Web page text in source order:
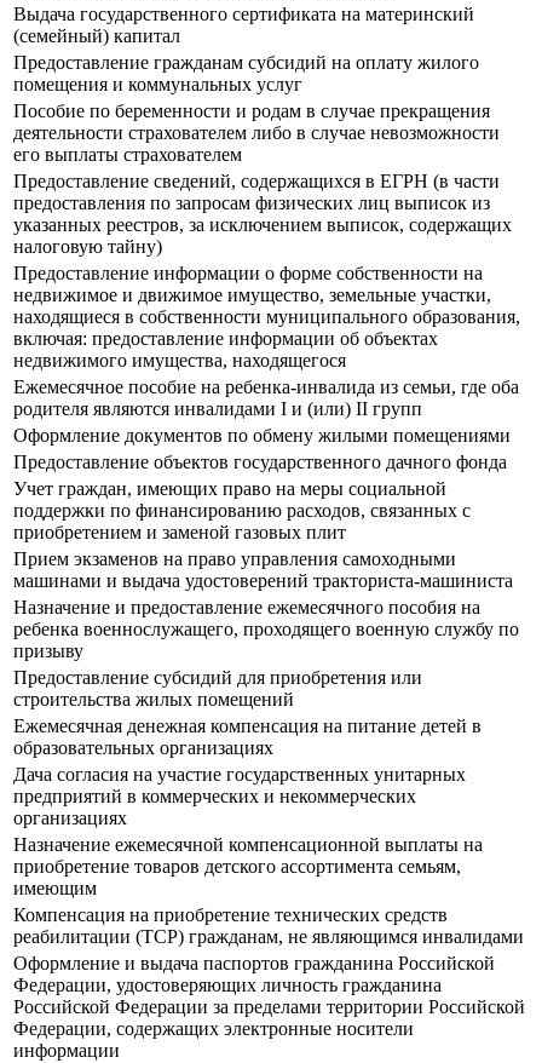
Выдача государственного сертификата на материнский
(семейный) капитал
Предоставление гражданам субсидий на оплату жилого
помещения и коммунальных услуг
Пособие по беременности и родам в случае прекращения
деятельности страхователем либо в случае невозможности
его выплаты страхователем
Предоставление сведений, содержащихся в ЕГРН (в части
предоставления по запросам физических лиц выписок из
указанных реестров, за исключением выписок, содержащих
налоговую тайну)
Предоставление информации о форме собственности на
недвижимое и движимое имущество, земельные участки,
находящиеся в собственности муниципального образования,
включая: предоставление информации об объектах
недвижимого имущества, находящегося
Ежемесячное пособие на ребенка-инвалида из семьи, где оба
родителя являются инвалидами I и (или) II групп
Оформление документов по обмену жилыми помещениями
Предоставление объектов государственного дачного фонда
Учет граждан, имеющих право на меры социальной
поддержки по финансированию расходов, связанных с
приобретением и заменой газовых плит
Прием экзаменов на право управления самоходными
машинами и выдача удостоверений тракториста-машиниста
Назначение и предоставление ежемесячного пособия на
ребенка военнослужащего, проходящего военную службу по
призыву
Предоставление субсидий для приобретения или
строительства жилых помещений
Ежемесячная денежная компенсация на питание детей в
образовательных организациях
Дача согласия на участие государственных унитарных
предприятий в коммерческих и некоммерческих
организациях
Назначение ежемесячной компенсационной выплаты на
приобретение товаров детского ассортимента семьям,
имеющим
Компенсация на приобретение технических средств
реабилитации (ТСР) гражданам, не являющимся инвалидами
Оформление и выдача паспортов гражданина Российской
Федерации, удостоверяющих личность гражданина
Российской Федерации за пределами территории Российской
Федерации, содержащих электронные носители
информации